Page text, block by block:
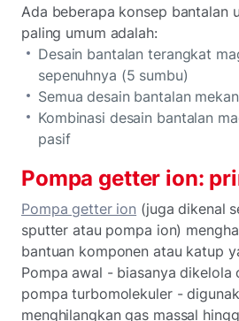
Ada beberapa konsep bantalan
paling umum adalah:
Desain bantalan terangkat
sepenuhnya (5 sumbu)
Semua desain bantalan
Kombinasi desain bantalan
pasif
Pompa getter ion:
Pompa getter ion (juga dikenal
sputter atau pompa ion)
bantuan komponen atau katup
Pompa awal - biasanya dikelola
pompa turbomolekuler -
menghilangkan gas massal